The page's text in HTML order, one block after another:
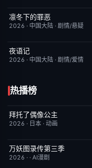
已完结
凛冬下的罪恶
2026 · 中国大陆 · 剧情/悬疑
更新至第18集
夜语记
2026 · 中国大陆 · 剧情/爱情
热播榜
更新至第18集
拜托了偶像公主
2026 · 日本 · 动画
完结
万妖图录传第三季
2026 · · AI漫剧